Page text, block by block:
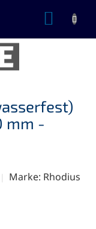
mm -
Marke: Rhodius